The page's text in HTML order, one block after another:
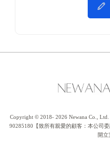
Copyright © 2018- 2026 Newana Co.,
90285180【致所有親愛的顧客：本公司
開立